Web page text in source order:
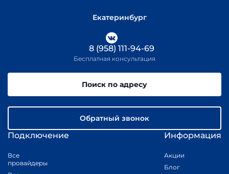
Екатеринбург
Подключение
Все
провайдеры
Информация
Акции
Блог
8 (958) 111-94-69
Бесплатная консультация
Поиск по адресу
Обратный звонок